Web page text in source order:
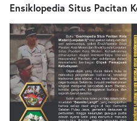
Ensiklopedia Situs Pacitan